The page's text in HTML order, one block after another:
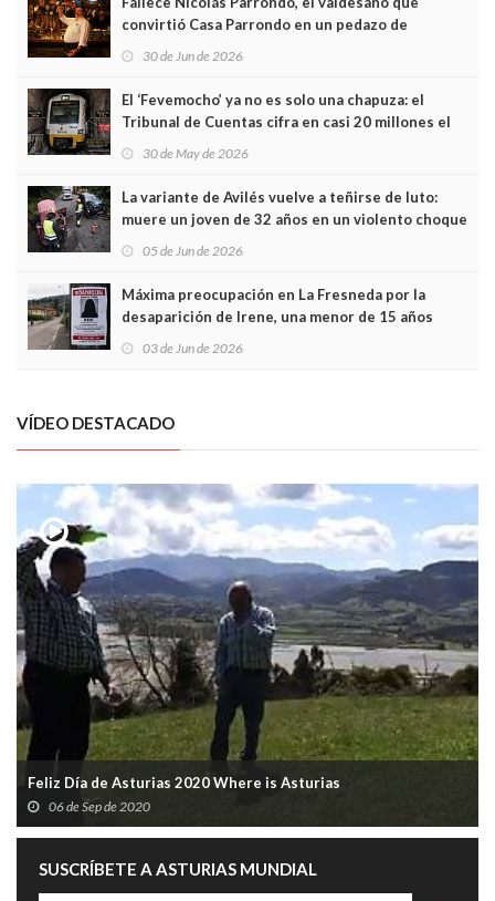
convirtió Casa Parrondo en un pedazo de
Asturias en Madrid
30 de Jun de 2026
El ‘Fevemocho’ ya no es solo una chapuza: el
Tribunal de Cuentas cifra en casi 20 millones el
sobrecoste de los trenes que no cabían por los
30 de May de 2026
La variante de Avilés vuelve a teñirse de luto:
muere un joven de 32 años en un violento choque
frontal
05 de Jun de 2026
Máxima preocupación en La Fresneda por la
desaparición de Irene, una menor de 15 años
03 de Jun de 2026
VÍDEO DESTACADO
Feliz Día de Asturias 2020 Where is Asturias
06 de Sep de 2020
SUSCRÍBETE A ASTURIAS MUNDIAL